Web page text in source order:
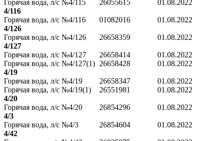
Горячая вода, л/с №4/115
26055615
01.08.2022
4/116
Горячая вода, л/с №4/116
01082016
01.08.2022
4/126
Горячая вода, л/с №4/126
26658359
01.08.2022
4/127
Горячая вода, л/с №4/127
26658414
01.08.2022
Горячая вода, л/с №4/127(1) 26658428
01.08.2022
4/19
Горячая вода, л/с №4/19
26658347
01.08.2022
Горячая вода, л/с №4/19(1)
26551981
01.08.2022
4/20
Горячая вода, л/с №4/20
26854296
01.08.2022
4/3
Горячая вода, л/с №4/3
26854604
01.08.2022
4/42